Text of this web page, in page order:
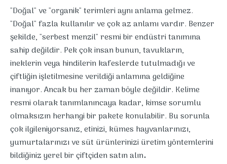
"Doğal" ve "organik" terimleri aynı anlama gelmez.
"Doğal" fazla kullanılır ve çok az anlamı vardır. Benzer
şekilde, "serbest menzil" resmi bir endüstri tanımına
sahip değildir. Pek çok insan bunun, tavukların,
ineklerin veya hindilerin kafeslerde tutulmadığı ve
çiftliğin işletilmesine verildiği anlamına geldiğine
inanıyor. Ancak bu her zaman böyle değildir. Kelime
resmi olarak tanımlanıncaya kadar, kimse sorumlu
olmaksızın herhangi bir pakete konulabilir. Bu sorunla
çok ilgileniyorsanız, etinizi, kümes hayvanlarınızı,
yumurtalarınızı ve süt ürünlerinizi üretim yöntemlerini
bildiğiniz yerel bir çiftçiden satın alın.